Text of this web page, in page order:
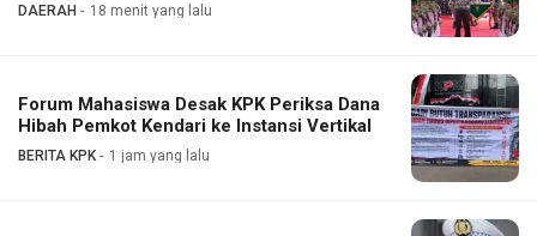
DAERAH 18 menit yang lalu
Forum Mahasiswa Desak KPK Periksa Dana
Hibah Pemkot Kendari ke Instansi Vertikal
BERITA KPK 1 jam yang lalu